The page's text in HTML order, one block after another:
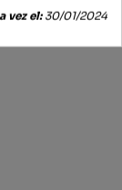
vez el:30/01/2024